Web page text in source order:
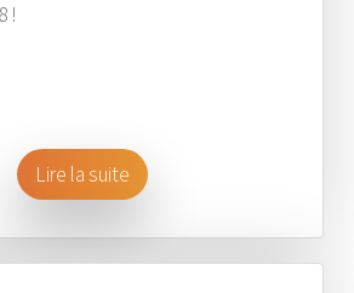
!
Lire la suite